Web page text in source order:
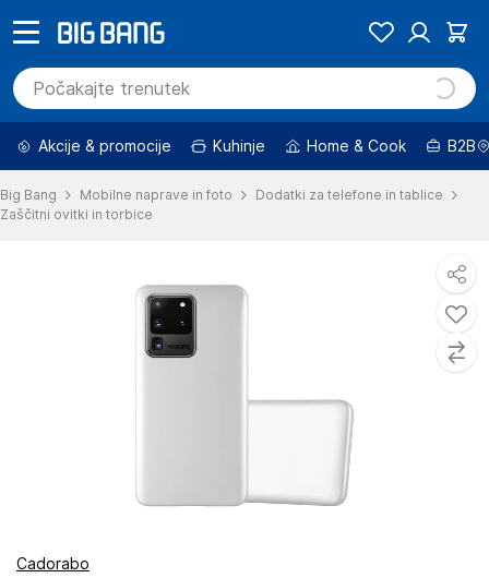
Akcije & promocije Kuhinje Home & Cook B2B
Big Bang Mobilne naprave in foto
Dodatki za telefone in tablice
Zaščitni ovitki in torbice
Cadorabo